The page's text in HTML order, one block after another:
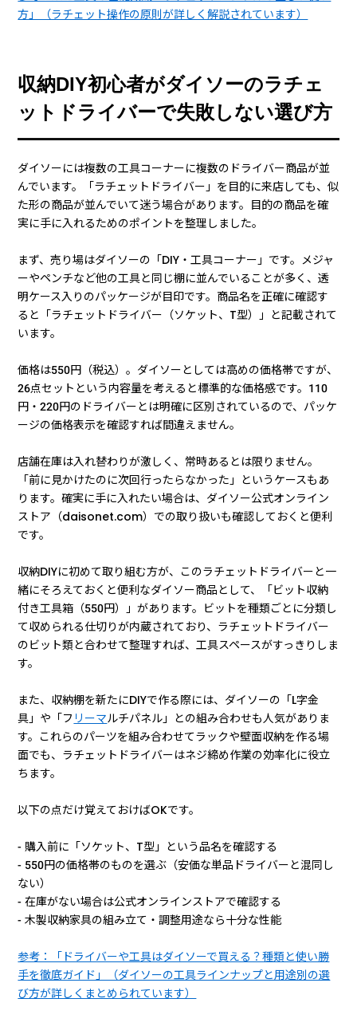
方」（ラチェット操作の原則が詳しく解説されています）
収納DIY初心者がダイソーのラチェ
ットドライバーで失敗しない選び方
ダイソーには複数の工具コーナーに複数のドライバー商品が並
んでいます。「ラチェットドライバー」を目的に来店しても、似
た形の商品が並んでいて迷う場合があります。目的の商品を確
実に手に入れるためのポイントを整理しました。
まず、売り場はダイソーの「DIY・工具コーナー」です。メジャ
ーやペンチなど他の工具と同じ棚に並んでいることが多く、透
明ケース入りのパッケージが目印です。商品名を正確に確認す
ると「ラチェットドライバー（ソケット、T型）」と記載されて
います。
価格は550円（税込）。ダイソーとしては高めの価格帯ですが、
26点セットという内容量を考えると標準的な価格感です。110
円・220円のドライバーとは明確に区別されているので、パッケ
ージの価格表示を確認すれば間違えません。
店舗在庫は入れ替わりが激しく、常時あるとは限りません。
「前に見かけたのに次回行ったらなかった」というケースもあ
ります。確実に手に入れたい場合は、ダイソー公式オンライン
ストア（daisonet.com）での取り扱いも確認しておくと便利
です。
収納DIYに初めて取り組む方が、このラチェットドライバーと一
緒にそろえておくと便利なダイソー商品として、「ビット収納
付き工具箱（550円）」があります。ビットを種類ごとに分類し
て収められる仕切りが内蔵されており、ラチェットドライバー
のビット類と合わせて整理すれば、工具スペースがすっきりしま
す。
また、収納棚を新たにDIYで作る際には、ダイソーの「L字金
具」や「フ リーマルチパネル」との組み合わせも人気がありま
す。これらのパーツを組み合わせてラックや壁面収納を作る場
面でも、ラチェットドライバーはネジ締め作業の効率化に役立
ちます。
以下の点だけ覚えておけばOKです。
- 購入前に「ソケット、T型」という品名を確認する
- 550円の価格帯のものを選ぶ（安価な単品ドライバーと混同し
ない）
- 在庫がない場合は公式オンラインストアで確認する
- 木製収納家具の組み立て・調整用途なら十分な性能
参考：「ドライバーや工具はダイソーで買える？種類と使い勝
手を徹底ガイド」（ダイソーの工具ラインナップと用途別の選
び方が詳しくまとめられています）